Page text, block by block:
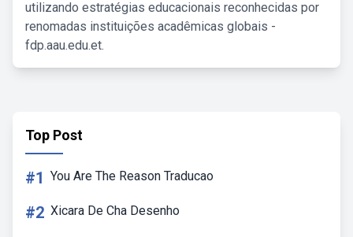
utilizando estratégias educacionais reconhecidas por
renomadas instituições acadêmicas globais -
fdp.aau.edu.et.
Top Post
#1 You Are The Reason Traducao
#2 Xicara De Cha Desenho